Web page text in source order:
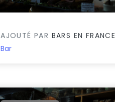
AJOUTÉ PAR BARS EN FRANCE
Bar